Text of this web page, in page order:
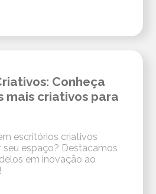
Conheça
mais criativos para
escritórios criativos
seu espaço? Destacamos
em inovação ao